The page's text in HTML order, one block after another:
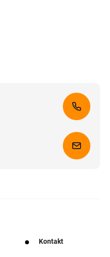
erhalten
Kontakt